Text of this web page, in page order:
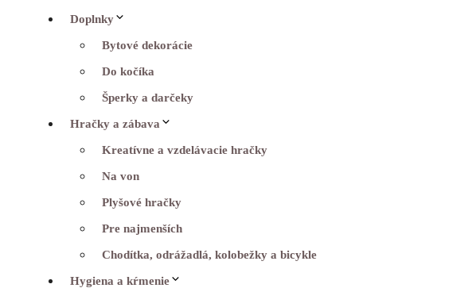
Doplnky
Bytové dekorácie
Do kočíka
Šperky a darčeky
Hračky a zábava
Kreatívne a vzdelávacie hračky
Na von
Plyšové hračky
Pre najmenších
Chodítka, odrážadlá, kolobežky a bicykle
Hygiena a kŕmenie